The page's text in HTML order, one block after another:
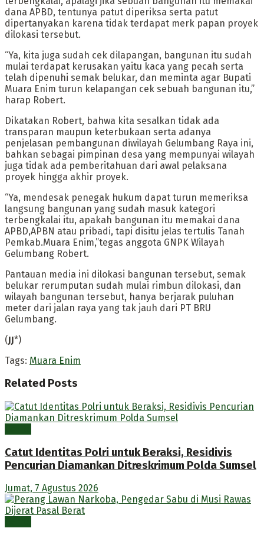
dana APBD, tentunya patut diperiksa serta patut
dipertanyakan karena tidak terdapat merk papan proyek
dilokasi tersebut.
“Ya, kita juga sudah cek dilapangan, bangunan itu sudah
mulai terdapat kerusakan yaitu kaca yang pecah serta
telah dipenuhi semak belukar, dan meminta agar Bupati
Muara Enim turun kelapangan cek sebuah bangunan itu,”
harap Robert.
Dikatakan Robert, bahwa kita sesalkan tidak ada
transparan maupun keterbukaan serta adanya
penjelasan pembangunan diwilayah Gelumbang Raya ini,
bahkan sebagai pimpinan desa yang mempunyai wilayah
juga tidak ada pemberitahuan dari awal pelaksana
proyek hingga akhir proyek.
“Ya, mendesak penegak hukum dapat turun memeriksa
langsung bangunan yang sudah masuk kategori
terbengkalai itu, apakah bangunan itu memakai dana
APBD,APBN atau pribadi, tapi disitu jelas tertulis Tanah
Pemkab.Muara Enim,”tegas anggota GNPK Wilayah
Gelumbang Robert.
Pantauan media ini dilokasi bangunan tersebut, semak
belukar rerumputan sudah mulai rimbun dilokasi, dan
wilayah bangunan tersebut, hanya berjarak puluhan
meter dari jalan raya yang tak jauh dari PT BRU
Gelumbang.
(JJ*)
Tags: Muara Enim
Related Posts
Catut Identitas Polri untuk Beraksi, Residivis
Pencurian Diamankan Ditreskrimum Polda Sumsel
Jumat, 7 Agustus 2026